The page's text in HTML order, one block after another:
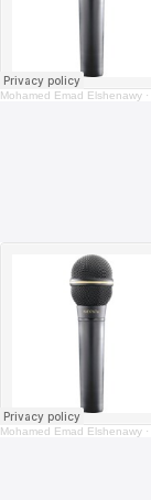
Mohamed Emad Elshenawy ·
Mohamed Emad Elshenawy ·